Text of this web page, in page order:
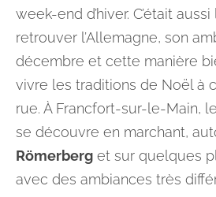
week-end d’hiver. C’était aussi
retrouver l’Allemagne, son
décembre et cette manière
vivre les traditions de Noël à
rue. À Francfort-sur-le-Main,
se découvre en marchant,
Römerberg et sur quelques
avec des ambiances très